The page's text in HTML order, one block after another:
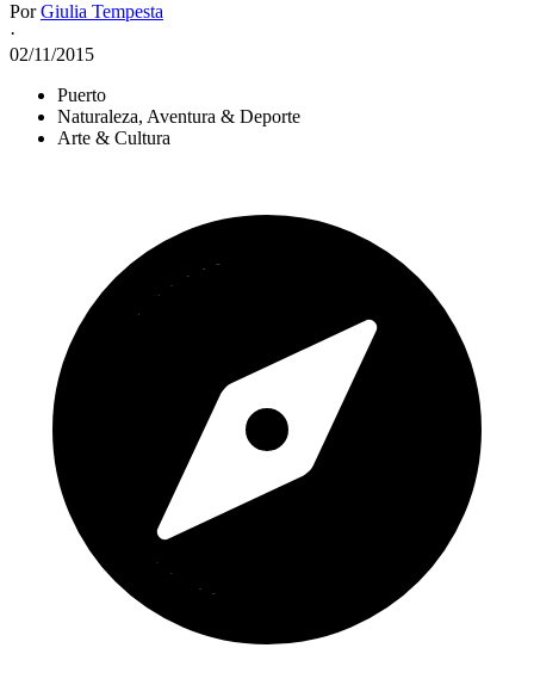
PorGiulia Tempesta
·
02/11/2015
Puerto
Naturaleza, Aventura & Deporte
Arte & Cultura